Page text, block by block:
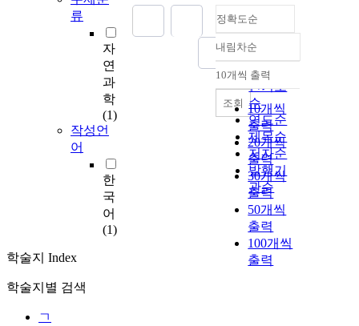
류
자
연
과
학
(1)
작성언
어
한
국
어
(1)
학술지 Index
학술지별 검색
ㄱ
정확도순
정확도
순
인기도
순
연도순
제목순
저자순
발행기
관순
내림차순
내림차순
10개씩 출력
10개씩
출력
20개씩
출력
30개씩
출력
50개씩
출력
100개씩
출력
조회